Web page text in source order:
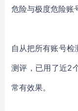
危险与极度危险账
自从把所有账号
测评，已用了近2
常有效果。